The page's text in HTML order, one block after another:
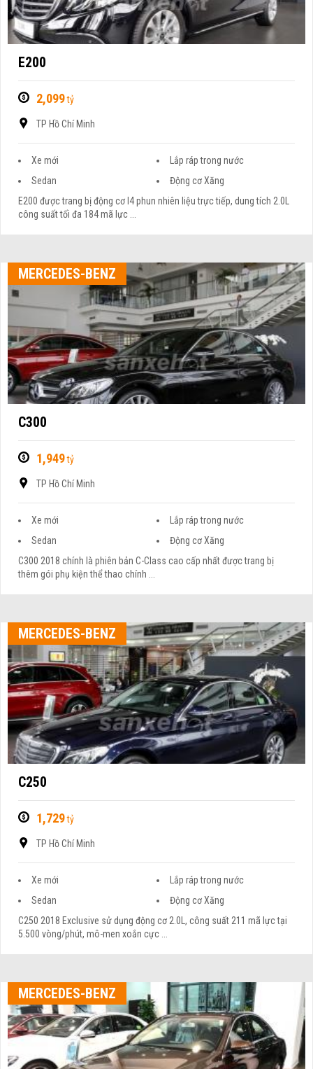
E200
2,099tỷ
TP Hồ Chí Minh
Xe mới
Lắp ráp trong nước
Sedan
Động cơ Xăng
E200 được trang bị động cơ I4 phun nhiên liệu trực tiếp, dung tích 2.0L
công suất tối đa 184 mã lực ...
MERCEDES-BENZ
C300
1,949tỷ
TP Hồ Chí Minh
Xe mới
Lắp ráp trong nước
Sedan
Động cơ Xăng
C300 2018 chính là phiên bản C-Class cao cấp nhất được trang bị
thêm gói phụ kiện thể thao chính ...
MERCEDES-BENZ
C250
1,729tỷ
TP Hồ Chí Minh
Xe mới
Lắp ráp trong nước
Sedan
Động cơ Xăng
C250 2018 Exclusive sử dụng động cơ 2.0L, công suất 211 mã lực tại
5.500 vòng/phút, mô-men xoắn cực ...
MERCEDES-BENZ